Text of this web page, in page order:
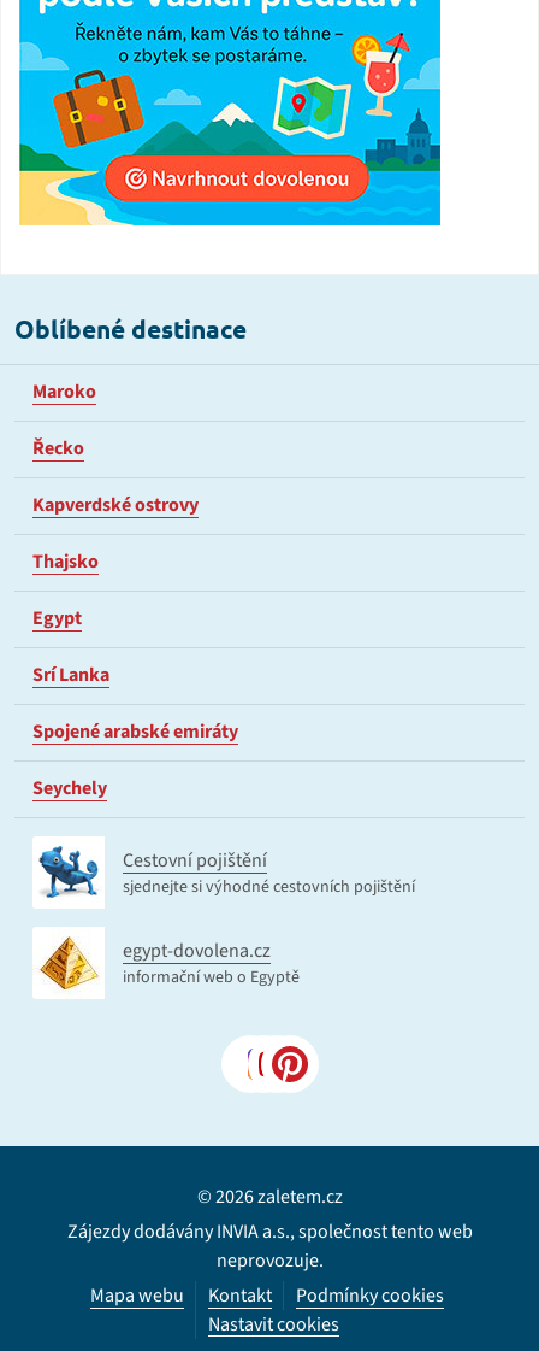
Oblíbené destinace
Maroko
Řecko
Kapverdské ostrovy
Thajsko
Egypt
Srí Lanka
Spojené arabské emiráty
Seychely
Cestovní pojištění
sjednejte si výhodné cestovních pojištění
egypt-dovolena.cz
informační web o Egyptě
© 2026 zaletem.cz
Zájezdy dodávány INVIA a.s., společnost tento web
neprovozuje.
Mapa webu
Kontakt
Podmínky cookies
Nastavit cookies